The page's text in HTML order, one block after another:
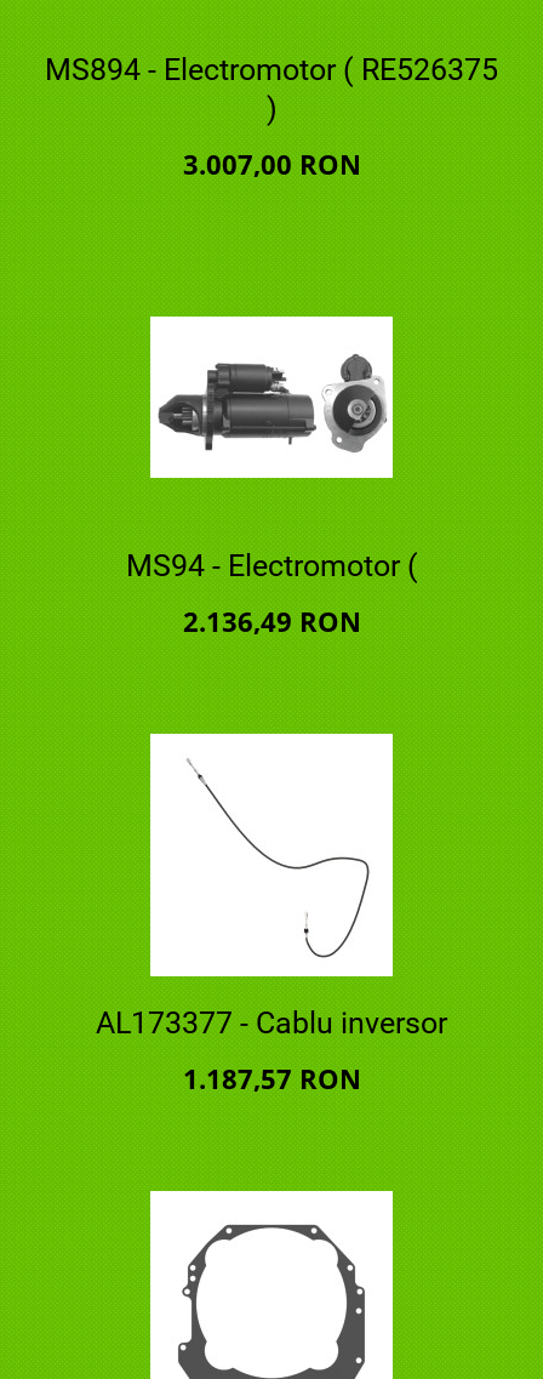
MS894 - Electromotor ( RE526375
)
3.007,00 RON
MS94 - Electromotor (
2.136,49 RON
AL173377 - Cablu inversor
1.187,57 RON